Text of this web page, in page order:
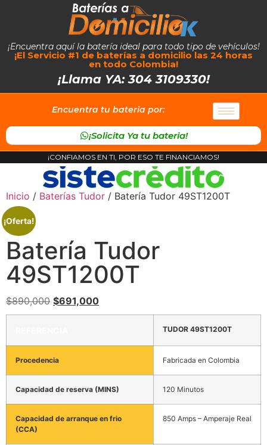
¡Encuentra aquí la batería ideal para todo tipo de vehículos!
¡El Servicio #1 de baterías a domicilio las 24 horas
en todo Colombia!
¡Llama YA: 304 3109330!
Encuentra tu bateria por:
¡Solicita Ya tu bateria!
¡CONFIAMOS EN TI, POR ESO TE FINANCIAMOS!
Inicio / Baterías Tudor / Batería Tudor 49ST1200T
¡Oferta!
Batería Tudor
49ST1200T
$890,000 $691,000
TUDOR 49ST1200T
Procedencia Fabricada en Colombia
Capacidad de reserva (MINS) 120 Minutos
Capacidad de arranque en frio
(CCA)
850 Amps – Amperaje Real